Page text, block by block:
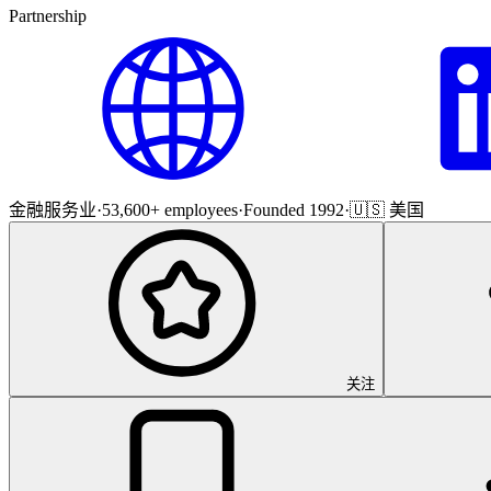
Partnership
金融服务业·53,600+ employees·Founded 1992·🇺🇸 美国
关注